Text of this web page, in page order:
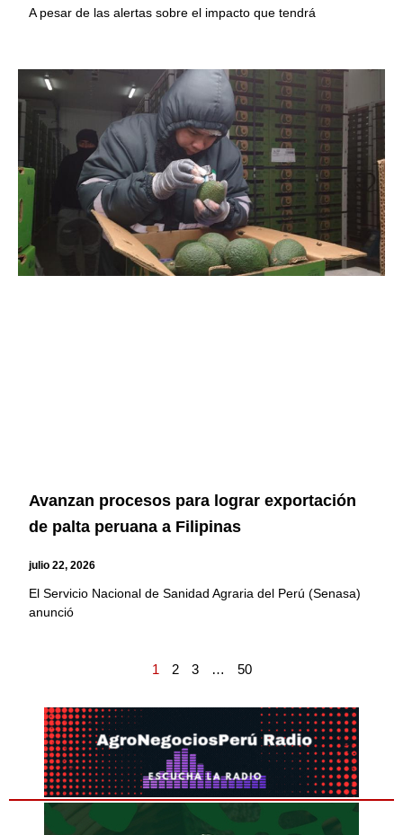
A pesar de las alertas sobre el impacto que tendrá
Avanzan procesos para lograr exportación
de palta peruana a Filipinas
julio 22, 2026
El Servicio Nacional de Sanidad Agraria del Perú (Senasa)
anunció
1 2 3 … 50